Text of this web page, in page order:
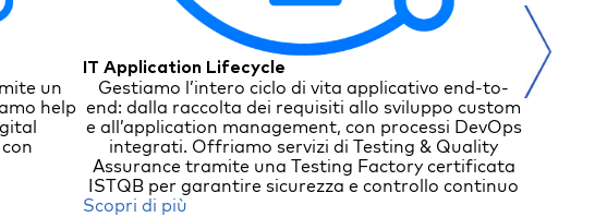
un
help
IT Application Lifecycle
Gestiamo l’intero ciclo di vita applicativo end-to-
end: dalla raccolta dei requisiti allo sviluppo custom
e all’application management, con processi DevOps
integrati. Offriamo servizi di Testing & Quality
Assurance tramite una Testing Factory certificata
ISTQB per garantire sicurezza e controllo continuo
Scopri di più
Data